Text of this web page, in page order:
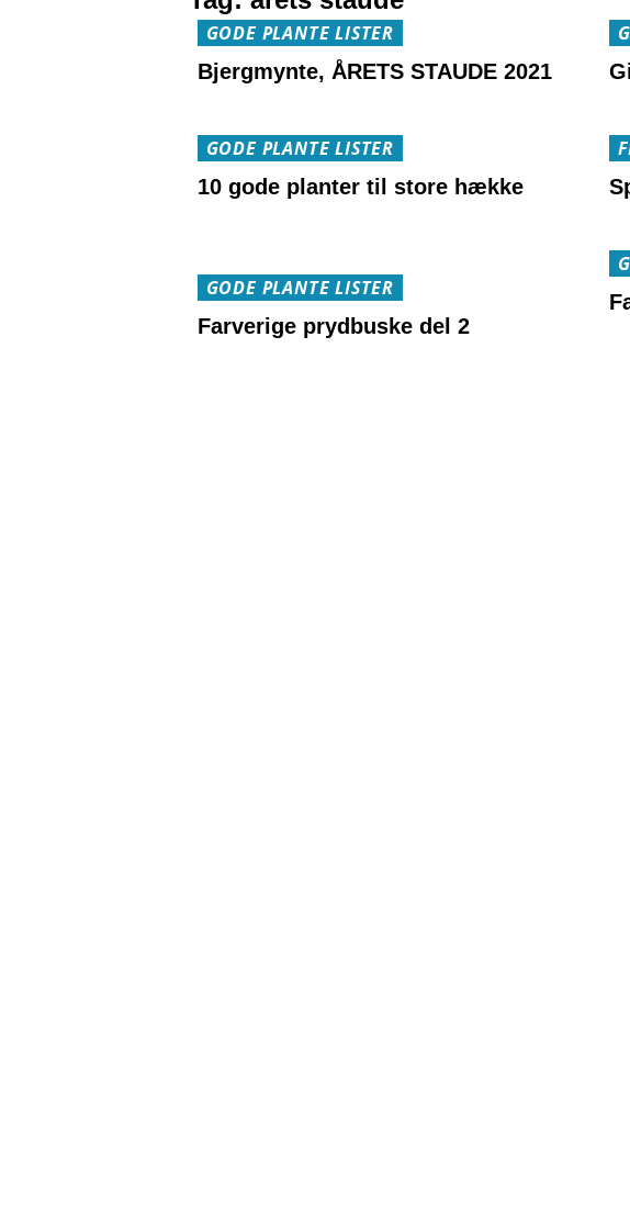
GODE PLANTE LISTER
Bjergmynte, ÅRETS STAUDE 2021
GODE PLANTE LISTER
10 gode planter til store hække
GODE PLANTE LISTER
Farverige prydbuske del 2